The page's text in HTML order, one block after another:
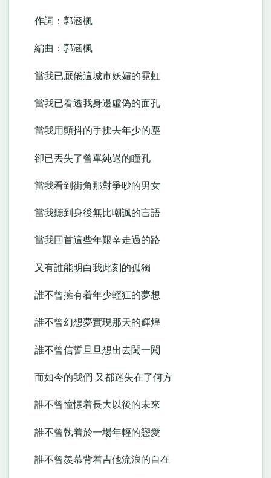
作詞：郭涵楓
編曲：郭涵楓
當我已厭倦這城市妖媚的霓虹
當我已看透我身邊虛偽的面孔
當我用顫抖的手拂去年少的塵
卻已丟失了曾單純過的瞳孔
當我看到街角那對爭吵的男女
當我聽到身後無比嘲諷的言語
當我回首這些年艱辛走過的路
又有誰能明白我此刻的孤獨
誰不曾擁有着年少輕狂的夢想
誰不曾幻想夢實現那天的輝煌
誰不曾信誓旦旦想出去闖一闖
而如今的我們 又都迷失在了何方
誰不曾憧憬着長大以後的未來
誰不曾執着於一場年輕的戀愛
誰不曾羨慕背着吉他流浪的自在